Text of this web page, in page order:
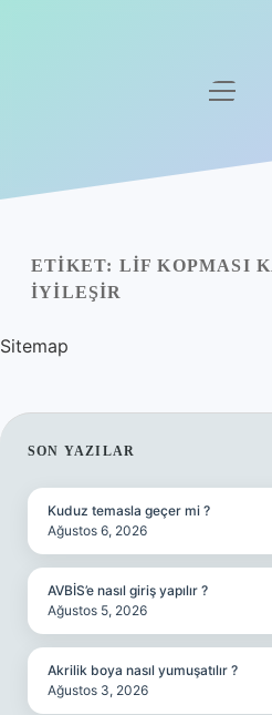
Yasal Uyarı
menüyü
ETIKET: LIF KOPMASI
IYILEŞIR
Sitemap
SIDEBAR
SON YAZILAR
Kuduz temasla geçer mi ?
Ağustos 6, 2026
AVBİS’e nasıl giriş yapılır ?
Ağustos 5, 2026
Akrilik boya nasıl yumuşatılır ?
Ağustos 3, 2026